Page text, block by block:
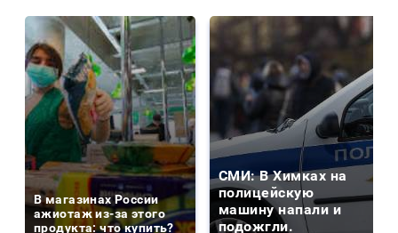
В магазинах России
ажиотаж из-за этого
продукта: что купить?
СМИ: В Химках на
полицейскую
машину напали и
подожгли.